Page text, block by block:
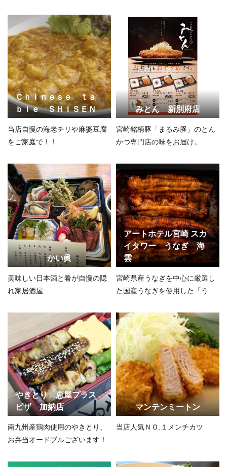
Ｃｈｉｎｅｓｅ ｔａ
ｂｌｅ ＳＨＩＳＥＮ
当店自慢の海老チリや麻婆豆腐
をご家庭で！！
みとん 新別府店
宮崎銘柄豚「まるみ豚」のとん
かつ専門店の味をお届け。
かい眞
美味しい日本酒と肴が自慢の隠
れ家居酒屋
アートホテル宮崎 スカ
イタワー うなぎ 海
雲
宮崎県産うなぎを中心に厳選し
た国産うなぎを使用した「うな
やきとり 恵屋プラス
ピザ 加納店
南九州産鶏肉使用のやきとり、
お弁当オードブルございます！
マンテンミートン
当店人気ＮＯ.１メンチカツ